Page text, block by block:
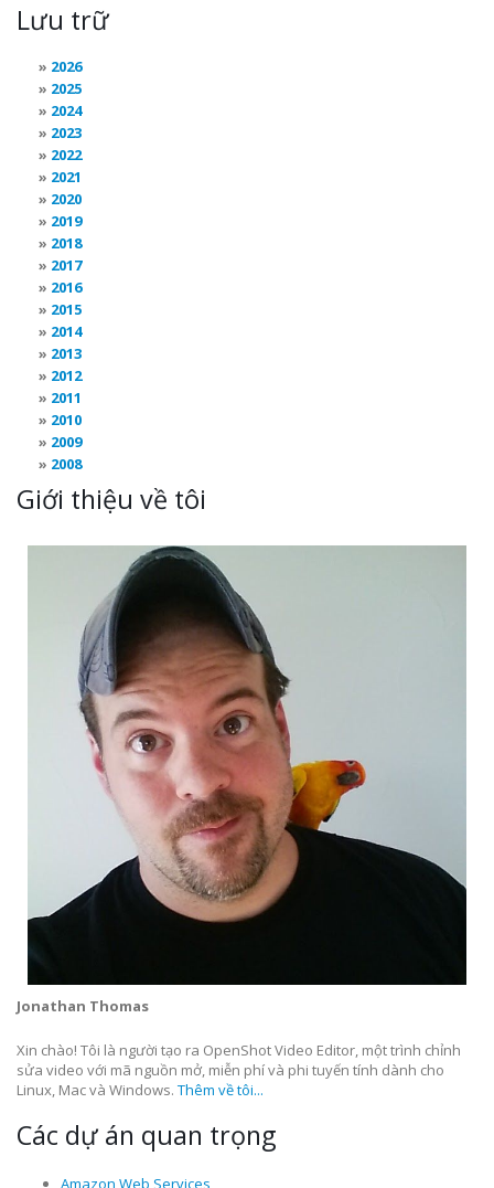
Lưu trữ
2026
2025
2024
2023
2022
2021
2020
2019
2018
2017
2016
2015
2014
2013
2012
2011
2010
2009
2008
Giới thiệu về tôi
Jonathan Thomas
Xin chào! Tôi là người tạo ra OpenShot Video Editor, một trình chỉnh
sửa video với mã nguồn mở, miễn phí và phi tuyến tính dành cho
Linux, Mac và Windows. Thêm về tôi...
Các dự án quan trọng
Amazon Web Services